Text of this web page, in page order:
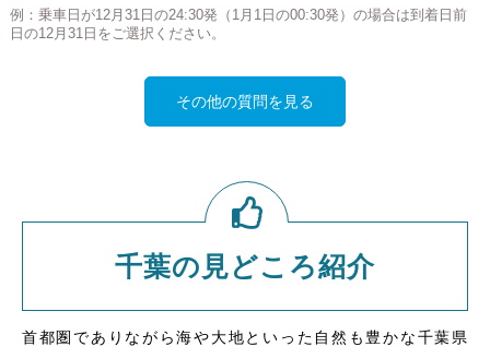
例：乗車日が12月31日の24:30発（1月1日の00:30発）の場合は到着日前
日の12月31日をご選択ください。
その他の質問を見る
千葉の見どころ紹介
首都圏でありながら海や大地といった自然も豊かな千葉県